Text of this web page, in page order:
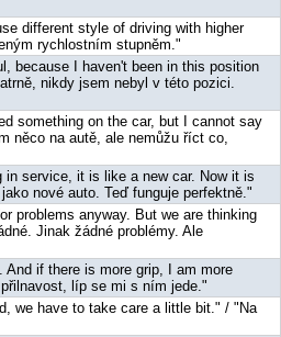
different style of driving with higher
rychlostním stupněm."
because I haven't been in this position
nikdy jsem nebyl v této pozici.
something on the car, but I cannot say
něco na autě, ale nemůžu říct co,
service, it is like a new car. Now it is
nové auto. Teď funguje perfektně."
problems anyway. But we are thinking
Jinak žádné problémy. Ale
if there is more grip, I am more
líp se mi s ním jede."
we have to take care a little bit." / "Na